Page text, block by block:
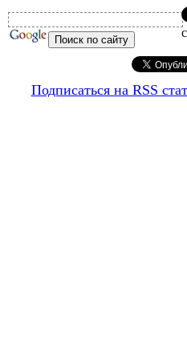
Подписаться на RSS